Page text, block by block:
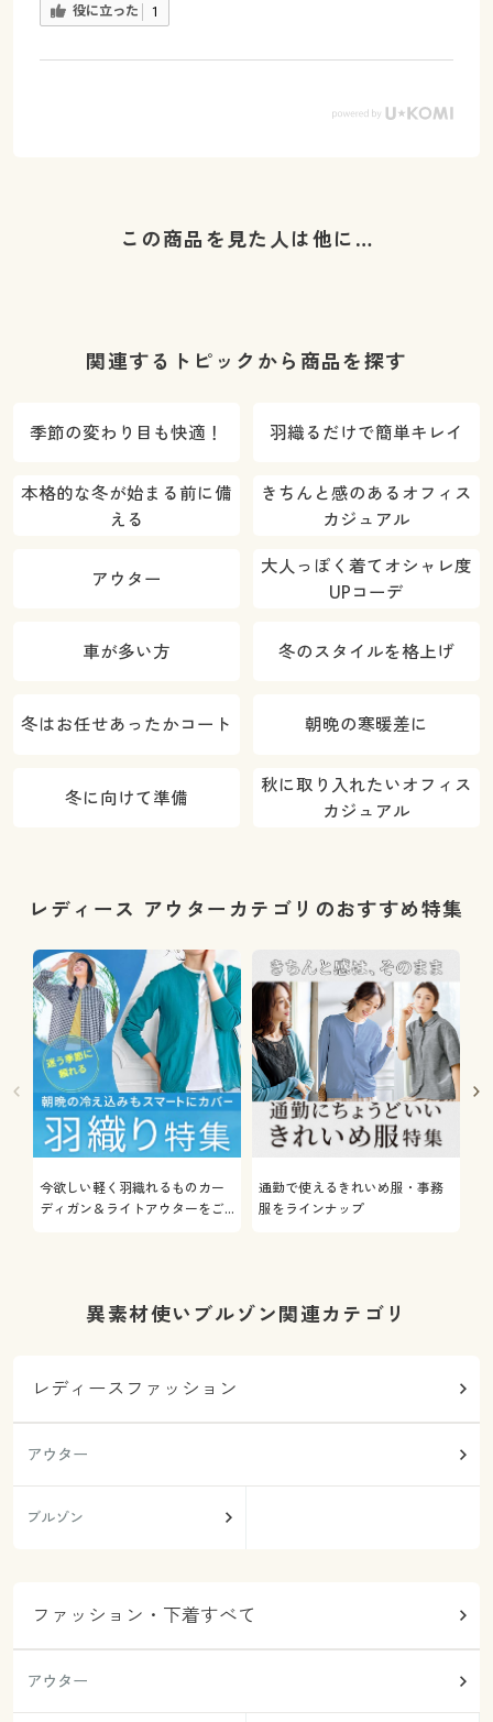
役に立った 1
この商品を見た人は他に…
関連するトピックから商品を探す
季節の変わり目も快適！ 羽織るだけで簡単キレイ
本格的な冬が始まる前に備
える
きちんと感のあるオフィス
カジュアル
アウター
大人っぽく着てオシャレ度
UPコーデ
車が多い方 冬のスタイルを格上げ
冬はお任せあったかコート 朝晩の寒暖差に
冬に向けて準備
秋に取り入れたいオフィス
カジュアル
レディース アウターカテゴリのおすすめ特集
今欲しい軽く羽織れるものカー
ディガン＆ライトアウターをご
通勤で使えるきれいめ服・事務
服をラインナップ
異素材使いブルゾン関連カテゴリ
レディースファッション
アウター
ブルゾン
ファッション・下着すべて
アウター